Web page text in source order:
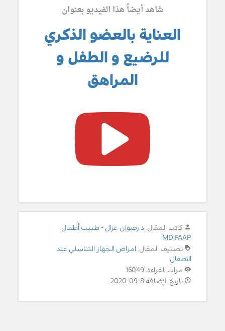
شاهد أيضاً هذا الفيديو بعنوان
العناية بالعضو الذكري
للرضيع و الطفل و
المراهق
كاتب المقال: د.رضوان غزال - طبيب أطفال
MD,FAAP
تصنيف المقال: امراض الجهاز التناسلي عند
الاطفال
مرات القراءة: 16049
تاريخ الإضافة 8-09-2020